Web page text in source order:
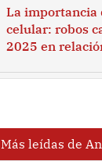
La importancia
celular: robos
2025 en
Más leídas de